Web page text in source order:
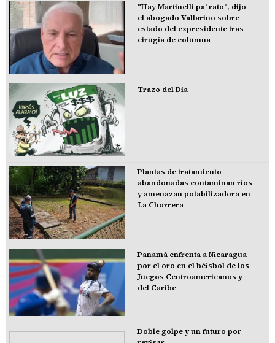
"Hay Martinelli pa' rato", dijo
el abogado Vallarino sobre
estado del expresidente tras
cirugía de columna
Trazo del Día
Plantas de tratamiento
abandonadas contaminan ríos
y amenazan potabilizadora en
La Chorrera
Panamá enfrenta a Nicaragua
por el oro en el béisbol de los
Juegos Centroamericanos y
del Caribe
Doble golpe y un futuro por